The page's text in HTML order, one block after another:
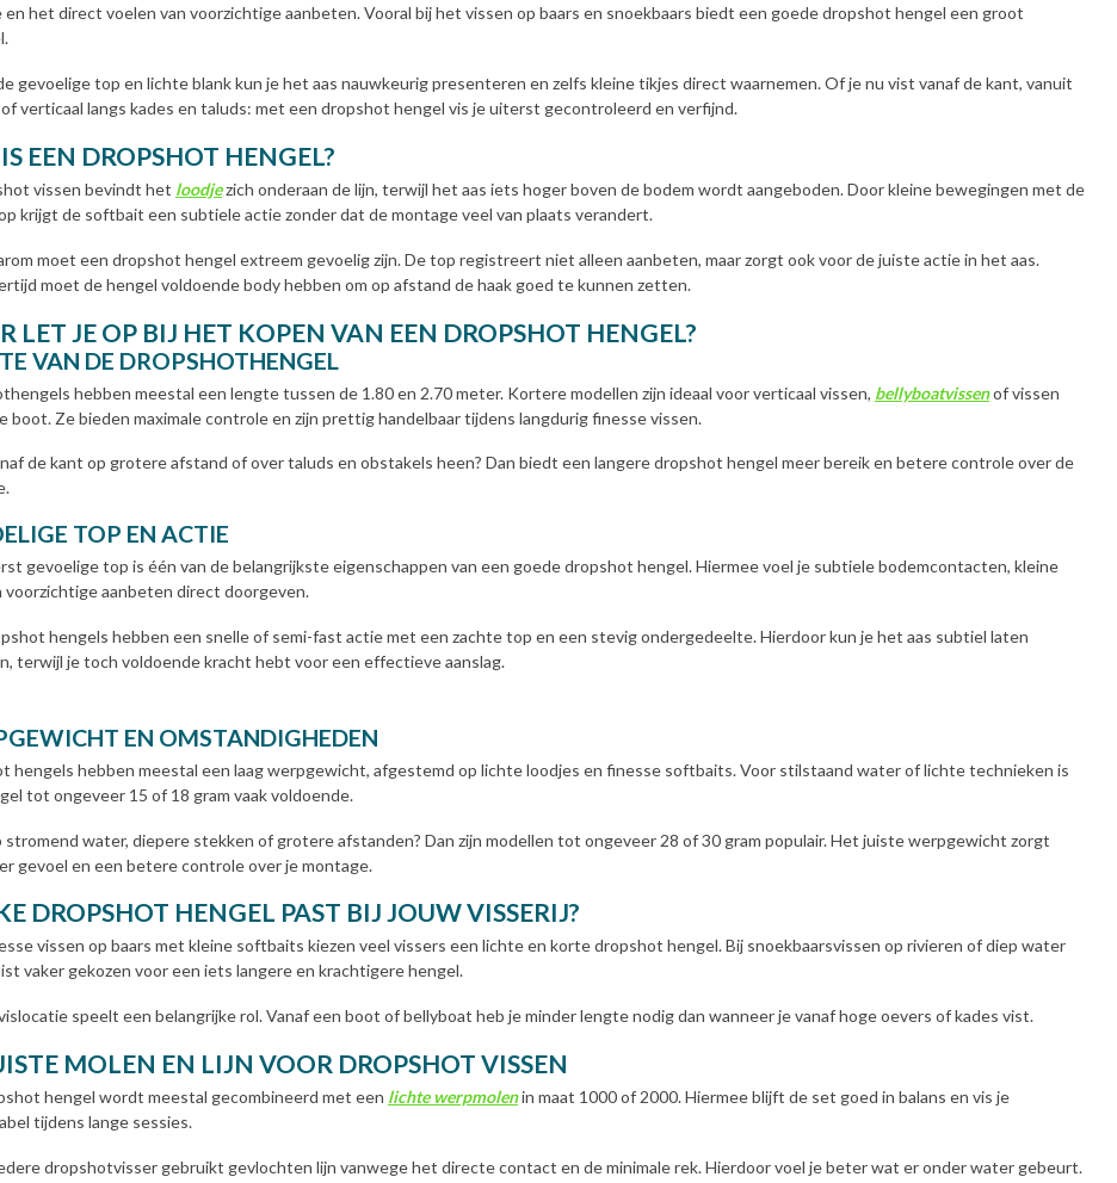
het direct voelen van voorzichtige aanbeten. Vooral bij het vissen op baars en snoekbaars biedt een goede dropshot hengel een groot
gevoelige top en lichte blank kun je het aas nauwkeurig presenteren en zelfs kleine tikjes direct waarnemen. Of je nu vist vanaf de kant, vanuit
verticaal langs kades en taluds: met een dropshot hengel vis je uiterst gecontroleerd en verfijnd.
EEN DROPSHOT HENGEL?
vissen bevindt het loodjezich onderaan de lijn, terwijl het aas iets hoger boven de bodem wordt aangeboden. Door kleine bewegingen met de
krijgt de softbait een subtiele actie zonder dat de montage veel van plaats verandert.
moet een dropshot hengel extreem gevoelig zijn. De top registreert niet alleen aanbeten, maar zorgt ook voor de juiste actie in het aas.
moet de hengel voldoende body hebben om op afstand de haak goed te kunnen zetten.
LET JE OP BIJ HET KOPEN VAN EEN DROPSHOT HENGEL?
VAN DE DROPSHOTHENGEL
hebben meestal een lengte tussen de 1.80 en 2.70 meter. Kortere modellen zijn ideaal voor verticaal vissen, bellyboatvissenof vissen
boot. Ze bieden maximale controle en zijn prettig handelbaar tijdens langdurig finesse vissen.
de kant op grotere afstand of over taluds en obstakels heen? Dan biedt een langere dropshot hengel meer bereik en betere controle over de
TOP EN ACTIE
gevoelige top is één van de belangrijkste eigenschappen van een goede dropshot hengel. Hiermee voel je subtiele bodemcontacten, kleine
voorzichtige aanbeten direct doorgeven.
hengels hebben een snelle of semi-fast actie met een zachte top en een stevig ondergedeelte. Hierdoor kun je het aas subtiel laten
terwijl je toch voldoende kracht hebt voor een effectieve aanslag.
EN OMSTANDIGHEDEN
hengels hebben meestal een laag werpgewicht, afgestemd op lichte loodjes en finesse softbaits. Voor stilstaand water of lichte technieken is
tot ongeveer 15 of 18 gram vaak voldoende.
stromend water, diepere stekken of grotere afstanden? Dan zijn modellen tot ongeveer 28 of 30 gram populair. Het juiste werpgewicht zorgt
gevoel en een betere controle over je montage.
DROPSHOT HENGEL PAST BIJ JOUW VISSERIJ?
vissen op baars met kleine softbaits kiezen veel vissers een lichte en korte dropshot hengel. Bij snoekbaarsvissen op rivieren of diep water
vaker gekozen voor een iets langere en krachtigere hengel.
speelt een belangrijke rol. Vanaf een boot of bellyboat heb je minder lengte nodig dan wanneer je vanaf hoge oevers of kades vist.
MOLEN EN LIJN VOOR DROPSHOT VISSEN
hengel wordt meestal gecombineerd met een lichte werpmolenin maat 1000 of 2000. Hiermee blijft de set goed in balans en vis je
tijdens lange sessies.
dropshotvisser gebruikt gevlochten lijn vanwege het directe contact en de minimale rek. Hierdoor voel je beter wat er onder water gebeurt.